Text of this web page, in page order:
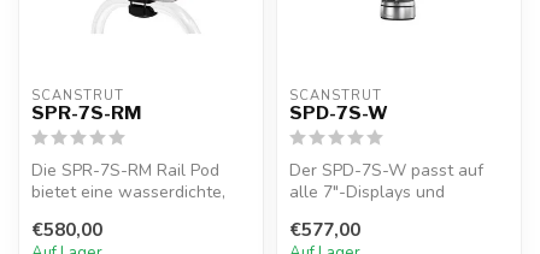
SCANSTRUT
SPR-7S-RM
Die SPR-7S-RM Rail Pod
bietet eine wasserdichte,
Halte...
€580,00
SCANSTRUT
SPD-7S-W
Der SPD-7S-W passt auf
alle 7"-Displays und
Montage auf...
€577,00